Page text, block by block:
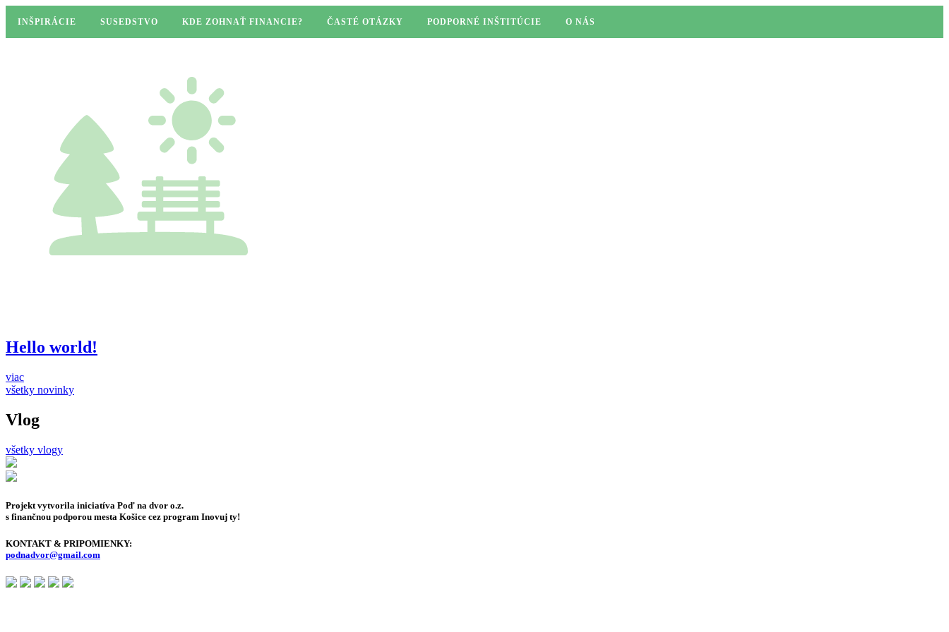
INŠPIRÁCIE SUSEDSTVO KDE ZOHNAŤ FINANCIE? ČASTÉ OTÁZKY PODPORNÉ INŠTITÚCIE O NÁS
Hello world!
viac
všetky novinky
Vlog
všetky vlogy
Projekt vytvorila iniciatíva Poď na dvor o.z.
s finančnou podporou mesta Košice cez program Inovuj ty!
KONTAKT & PRIPOMIENKY:
podnadvor@gmail.com